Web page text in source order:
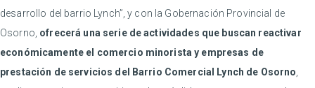
desarrollo del barrio Lynch”, y con la Gobernación Provincial de
Osorno, ofrecerá una serie de actividades que buscan reactivar
económicamente el comercio minorista y empresas de
prestación de servicios del Barrio Comercial Lynch de Osorno